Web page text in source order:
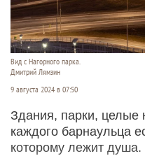
Вид с Нагорного парка.
Дмитрий Лямзин
9 августа 2024 в 07:50
Здания, парки,
каждого барнаульца
которому лежит